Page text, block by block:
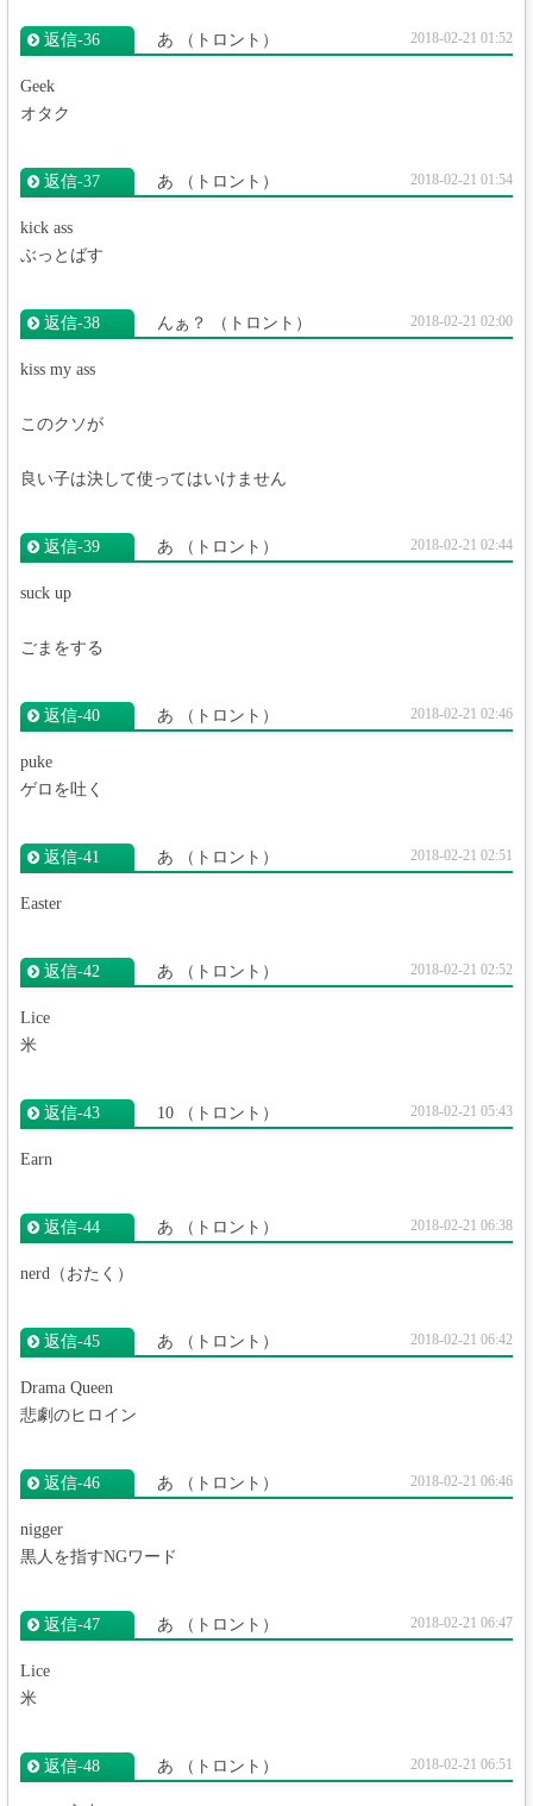
返信‐36 あ （トロント） 2018-02-21 01:52
Geek
オタク
返信‐37 あ （トロント） 2018-02-21 01:54
kick ass
ぶっとばす
返信‐38 んぁ？ （トロント） 2018-02-21 02:00
kiss my ass
このクソが
良い子は決して使ってはいけません
返信‐39 あ （トロント） 2018-02-21 02:44
suck up
ごまをする
返信‐40 あ （トロント） 2018-02-21 02:46
puke
ゲロを吐く
返信‐41 あ （トロント） 2018-02-21 02:51
Easter
返信‐42 あ （トロント） 2018-02-21 02:52
Lice
米
返信‐43 10 （トロント） 2018-02-21 05:43
Earn
返信‐44 あ （トロント） 2018-02-21 06:38
nerd（おたく）
返信‐45 あ （トロント） 2018-02-21 06:42
Drama Queen
悲劇のヒロイン
返信‐46 あ （トロント） 2018-02-21 06:46
nigger
黒人を指すNGワード
返信‐47 あ （トロント） 2018-02-21 06:47
Lice
米
返信‐48 あ （トロント） 2018-02-21 06:51